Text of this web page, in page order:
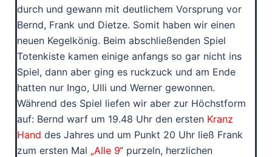
durch und gewann mit deutlichem Vorsprung vor
Bernd, Frank und Dietze. Somit haben wir einen
neuen Kegelkönig. Beim abschließenden Spiel
Totenkiste kamen einige anfangs so gar nicht ins
Spiel, dann aber ging es ruckzuck und am Ende
hatten nur Ingo, Ulli und Werner gewonnen.
Während des Spiel liefen wir aber zur Höchstform
auf: Bernd warf um 19.48 Uhr den ersten Kranz
Hand des Jahres und um Punkt 20 Uhr ließ Frank
zum ersten Mal „Alle 9“ purzeln, herzlichen